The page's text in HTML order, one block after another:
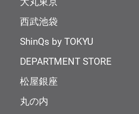
西武池袋
ShinQs by TOKYU
DEPARTMENT STORE
松屋銀座
丸の内